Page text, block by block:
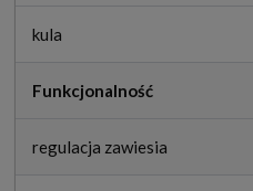
kula
Funkcjonalność
regulacja zawiesia